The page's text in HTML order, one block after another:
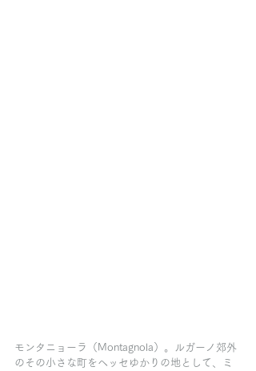
モンタニョーラ（Montagnola）。ルガーノ郊外
のその小さな町をヘッセゆかりの地として、ミ